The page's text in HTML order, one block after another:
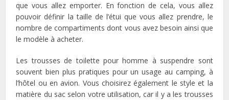
que vous allez emporter. En fonction de cela, vous allez
pouvoir définir la taille de l’étui que vous allez prendre, le
nombre de compartiments dont vous avez besoin ainsi que
le modèle à acheter.
Les trousses de toilette pour homme à suspendre sont
souvent bien plus pratiques pour un usage au camping, à
l’hôtel ou en avion. Vous choisirez également le style et la
matière du sac selon votre utilisation, car il y a les trousses